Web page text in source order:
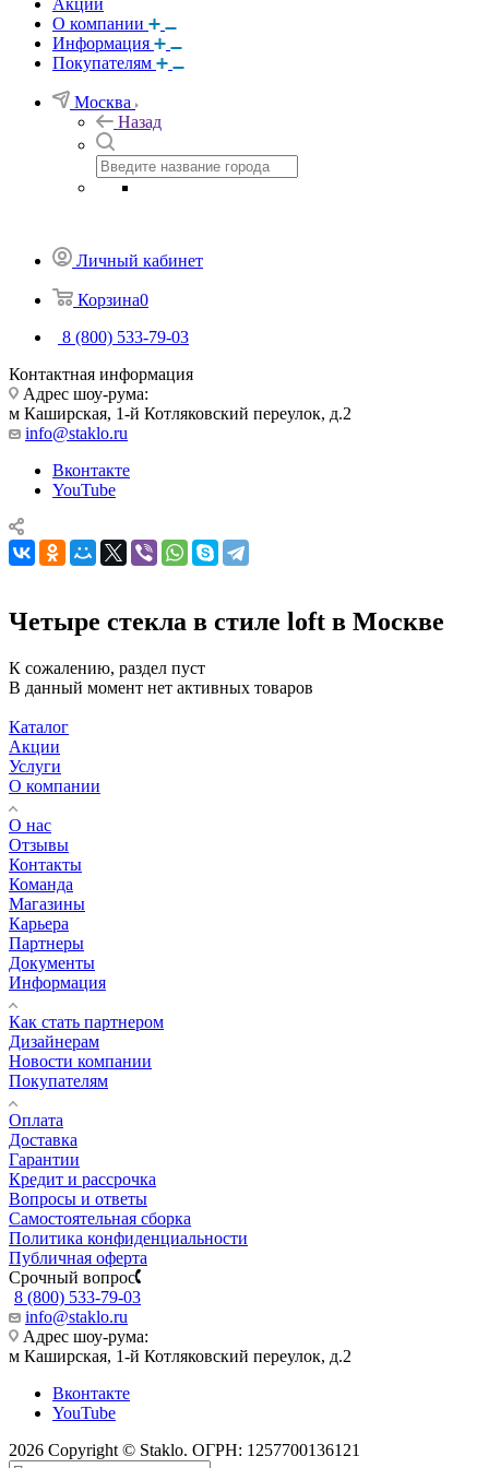
Акции
О компании
Информация
Покупателям
Москва
Назад
Личный кабинет
Корзина0
8 (800) 533-79-03
Контактная информация
Адрес шоу-рума:
м Каширская, 1-й Котляковский переулок, д.2
info@staklo.ru
Вконтакте
YouTube
Четыре стекла в стиле loft в Москве
К сожалению, раздел пуст
В данный момент нет активных товаров
Каталог
Акции
Услуги
О компании
О нас
Отзывы
Контакты
Команда
Магазины
Карьера
Партнеры
Документы
Информация
Как стать партнером
Дизайнерам
Новости компании
Покупателям
Оплата
Доставка
Гарантии
Кредит и рассрочка
Вопросы и ответы
Самостоятельная сборка
Политика конфиденциальности
Публичная оферта
Срочный вопрос
8 (800) 533-79-03
info@staklo.ru
Адрес шоу-рума:
м Каширская, 1-й Котляковский переулок, д.2
Вконтакте
YouTube
2026 Copyright © Staklo. ОГРН: 1257700136121